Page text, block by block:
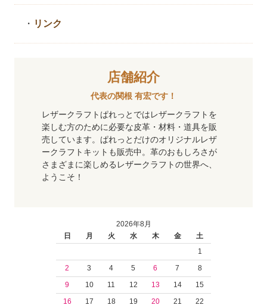
・ リンク
店舗紹介
代表の関根 有宏です！
レザークラフトぱれっとではレザークラフトを
楽しむ方のために必要な皮革・材料・道具を販
売しています。ぱれっとだけのオリジナルレザ
ークラフトキットも販売中。革のおもしろさが
さまざまに楽しめるレザークラフトの世界へ、
ようこそ！
2026年8月
日
月 火 水 木 金
土
1
2
3 4 5 6 7
8
9
10 11 12 13 14
15
16
17 18 19 20 21
22